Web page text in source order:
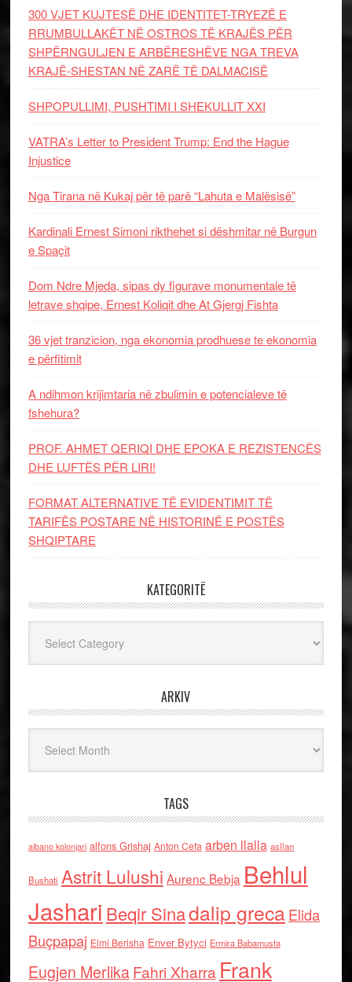
300 VJET KUJTESË DHE IDENTITET-TRYEZË E
RRUMBULLAKËT NË OSTROS TË KRAJËS PËR
SHPËRNGULJEN E ARBËRESHËVE NGA TREVA
KRAJË-SHESTAN NË ZARË TË DALMACISË
SHPOPULLIMI, PUSHTIMI I SHEKULLIT XXI
VATRA’s Letter to President Trump: End the Hague
Injustice
Nga Tirana në Kukaj për të parë “Lahuta e Malësisë”
Kardinali Ernest Simoni rikthehet si dëshmitar në Burgun
e Spaçit
Dom Ndre Mjeda, sipas dy figurave monumentale të
letrave shqipe, Ernest Koliqit dhe At Gjergj Fishta
36 vjet tranzicion, nga ekonomia prodhuese te ekonomia
e përfitimit
A ndihmon krijimtaria në zbulimin e potencialeve të
fshehura?
PROF. AHMET QERIQI DHE EPOKA E REZISTENCЁS
DHE LUFTЁS PЁR LIRI!
FORMAT ALTERNATIVE TË EVIDENTIMIT TË
TARIFËS POSTARE NË HISTORINË E POSTËS
SHQIPTARE
KATEGORITË
ARKIV
TAGS
albano kolonjari alfons Grishaj Anton Cefa arben llalla asllan
Bushati Astrit Lulushi Aurenc Bebja Behlul
Jashari Beqir Sinadalip grecaElida
Buçpapaj Elmi Berisha Enver Bytyci Ermira Babamusta
Eugjen MerlikaFahri Xharra Frank